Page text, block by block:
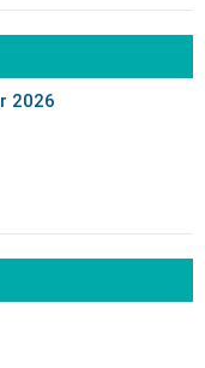
2026